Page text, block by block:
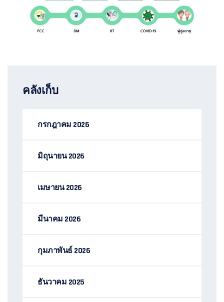
คลังเก็บ
กรกฎาคม 2026
มิถุนายน 2026
เมษายน 2026
มีนาคม 2026
กุมภาพันธ์ 2026
ธันวาคม 2025